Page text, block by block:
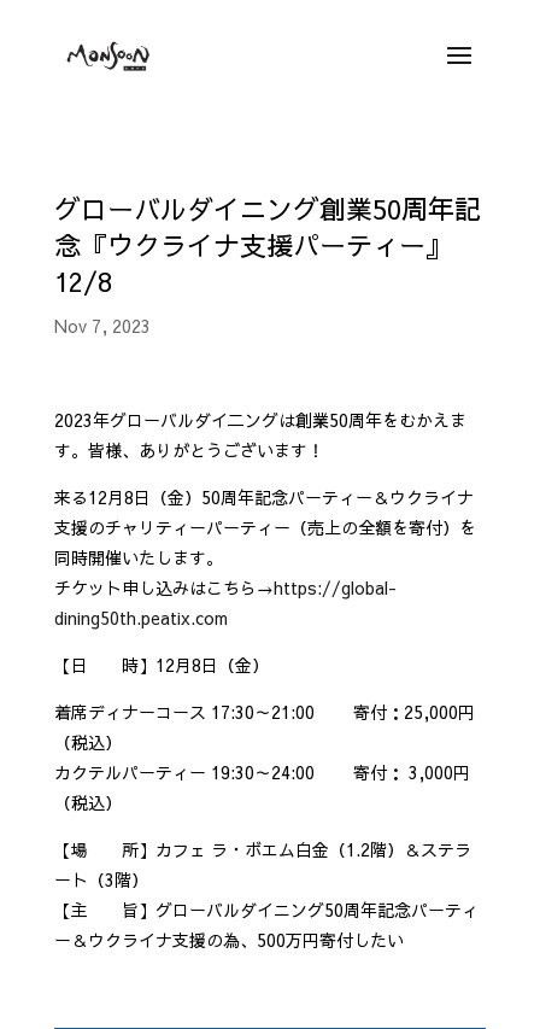
グローバルダイニング創業50周年記
念『ウクライナ支援パーティー』
12/8
Nov 7, 2023
2023年グローバルダイ二ングは創業50周年をむかえま
す。皆様、ありがとうございます！
来る12月8日（金）50周年記念パーティー＆ウクライナ
支援のチャリティーパーティー（売上の全額を寄付）を
同時開催いたします。
チケット申し込みはこちら→https://global-
dining50th.peatix.com
【日 時】12月8日（金）
着席ディナーコース 17:30～21:00 寄付：25,000円
（税込）
カクテルパーティー 19:30～24:00 寄付： 3,000円
（税込）
【場 所】カフェ ラ・ボエム白金（1.2階）＆ステラ
ート（3階）
【主 旨】グローバルダイニング50周年記念パーティ
ー＆ウクライナ支援の為、500万円寄付したい